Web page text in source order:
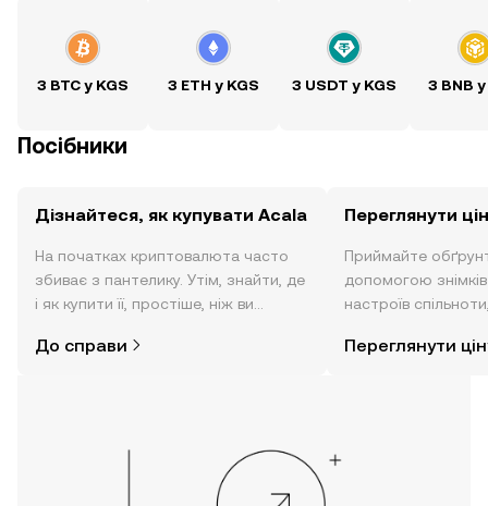
З BTC у KGS З ETH у KGS З USDT у KGS З BNB
Посібники
Дізнайтеся, як купувати Acala
На початках криптовалюта часто
збиває з пантелику. Утім, знайти, де
і як купити її, простіше, ніж ви
за допомогою застосунку OKX для
До справи
Переглянути
Приймайте
допомогою
настроїв
Переглянути